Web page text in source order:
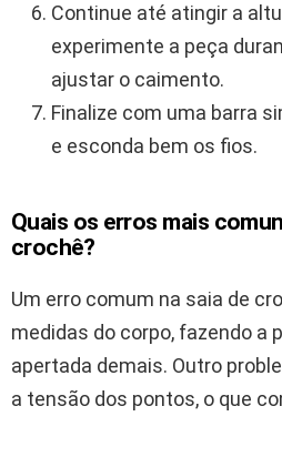
Continue até atingir a
experimente a peça
ajustar o caimento.
Finalize com uma barra
e esconda bem os fios.
Quais os erros mais
crochê?
Um erro comum na saia de
medidas do corpo, fazendo a
apertada demais. Outro
a tensão dos pontos, o que